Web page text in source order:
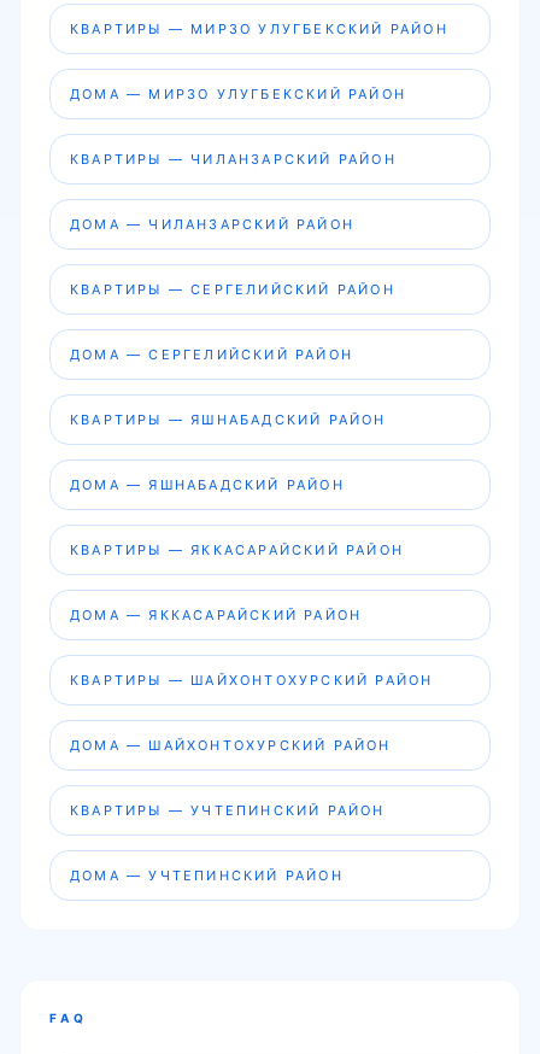
КВАРТИРЫ — МИРЗО УЛУГБЕКСКИЙ РАЙОН
ДОМА — МИРЗО УЛУГБЕКСКИЙ РАЙОН
КВАРТИРЫ — ЧИЛАНЗАРСКИЙ РАЙОН
ДОМА — ЧИЛАНЗАРСКИЙ РАЙОН
КВАРТИРЫ — СЕРГЕЛИЙСКИЙ РАЙОН
ДОМА — СЕРГЕЛИЙСКИЙ РАЙОН
КВАРТИРЫ — ЯШНАБАДСКИЙ РАЙОН
ДОМА — ЯШНАБАДСКИЙ РАЙОН
КВАРТИРЫ — ЯККАСАРАЙСКИЙ РАЙОН
ДОМА — ЯККАСАРАЙСКИЙ РАЙОН
КВАРТИРЫ — ШАЙХОНТОХУРСКИЙ РАЙОН
ДОМА — ШАЙХОНТОХУРСКИЙ РАЙОН
КВАРТИРЫ — УЧТЕПИНСКИЙ РАЙОН
ДОМА — УЧТЕПИНСКИЙ РАЙОН
FAQ